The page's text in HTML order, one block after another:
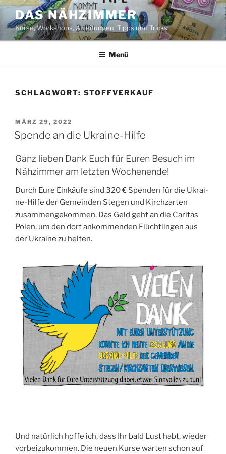
Zum
Inhalt
springen
DAS NÄHZIMMER
Kurse, Workshops, Anleitungen, Tipps und Tricks
Menü
SCHLAGWORT: STOFFVERKAUF
VERÖFFENTLICHT
AM
MÄRZ 29, 2022
Spende an die Ukraine-Hilfe
Ganz lieben Dank Euch für Euren Besuch im
Nähzimmer am letzten Wochenende!
Durch Eure Ein­käu­fe sind 320 € Spen­den für die Ukrai­
ne-Hil­fe der Gemein­den Ste­gen und Kirch­zar­ten
zusam­men­ge­kom­men. Das Geld geht an die Cari­tas
Polen, um den dort ankom­men­den Flücht­lin­gen aus
der Ukrai­ne zu helfen.
Und natür­lich hof­fe ich, dass Ihr bald Lust habt, wie­der
vor­bei­zu­kom­men. Die neu­en Kur­se war­ten schon auf